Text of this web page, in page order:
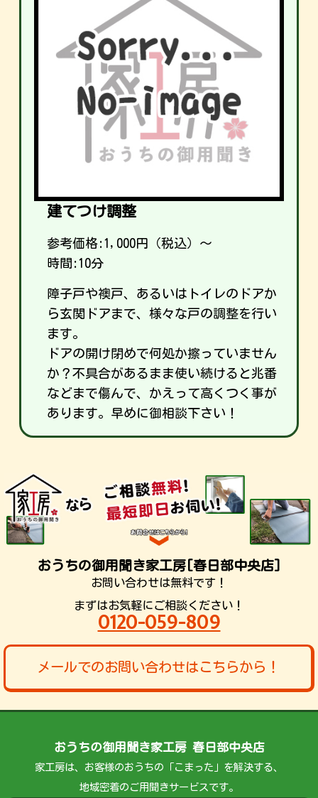
建てつけ調整
参考価格:1,000円（税込）～
時間:10分
障子戸や襖戸、あるいはトイレのドアか
ら玄関ドアまで、様々な戸の調整を行い
ます。
ドアの開け閉めで何処か擦っていません
か？不具合があるまま使い続けると兆番
などまで傷んで、かえって高くつく事が
あります。早めに御相談下さい！
おうちの御用聞き家工房[春日部中央店]
お問い合わせは無料です！
まずはお気軽にご相談ください！
0120-059-809
メールでのお問い合わせはこちらから！
おうちの御用聞き家工房 春日部中央店
家工房は、お客様のおうちの「こまった」を解決する、
地域密着のご用聞きサービスです。